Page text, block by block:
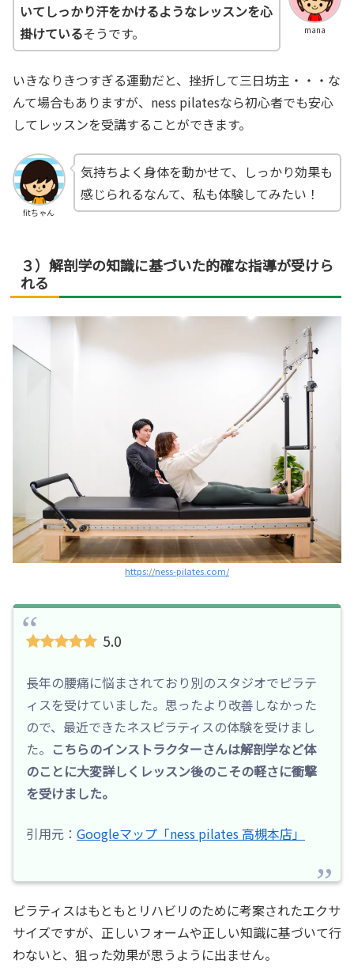
mana
いてしっかり汗をかけるようなレッスンを心
掛けているそうです。
いきなりきつすぎる運動だと、挫折して三日坊主・・・な
んて場合もありますが、ness pilatesなら初心者でも安心
してレッスンを受講することができます。
fitちゃん
気持ちよく身体を動かせて、しっかり効果も
感じられるなんて、私も体験してみたい！
３）解剖学の知識に基づいた的確な指導が受けら
れる
https://ness-pilates.com/
5.0
長年の腰痛に悩まされており別のスタジオでピラテ
ィスを受けていました。思ったより改善しなかった
ので、最近できたネスピラティスの体験を受けまし
た。 こちらのインストラクターさんは解剖学など体
のことに大変詳しくレッスン後のこその軽さに衝撃
を受けました。
引用元： Googleマップ「ness pilates 高槻本店」
ピラティスはもともとリハビリのために考案されたエクサ
サイズですが、正しいフォームや正しい知識に基づいて行
わないと、狙った効果が思うように出ません。